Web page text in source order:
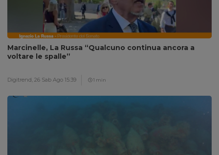
Marcinelle, La Russa “Qualcuno continua ancora a
voltare le spalle”
Digitrend, 26 Sab Ago 15:39 1 min